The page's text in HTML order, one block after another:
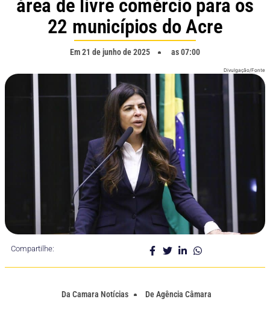
área de livre comércio para os
22 municípios do Acre
Em21 de junho de 2025 as07:00
Divulgação/Fonte
Compartilhe:
Da Camara Notícias DeAgência Câmara